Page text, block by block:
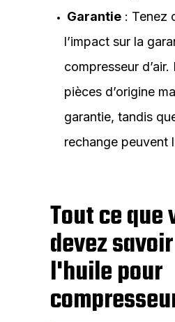
Garantie : Tenez
l’impact sur la
compresseur d’air.
pièces d’origine
garantie, tandis
rechange peuvent
Tout ce que
devez
l'huile pour